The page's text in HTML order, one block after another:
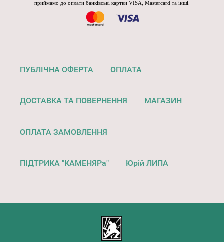
приймамо до оплати банківські картки VISA, Mastercard та інші.
ПУБЛІЧНА ОФЕРТА ОПЛАТА
ДОСТАВКА ТА ПОВЕРНЕННЯ МАГАЗИН
ОПЛАТА ЗАМОВЛЕННЯ
ПІДТРИКА "КАМЕНЯРа" Юрій ЛИПА